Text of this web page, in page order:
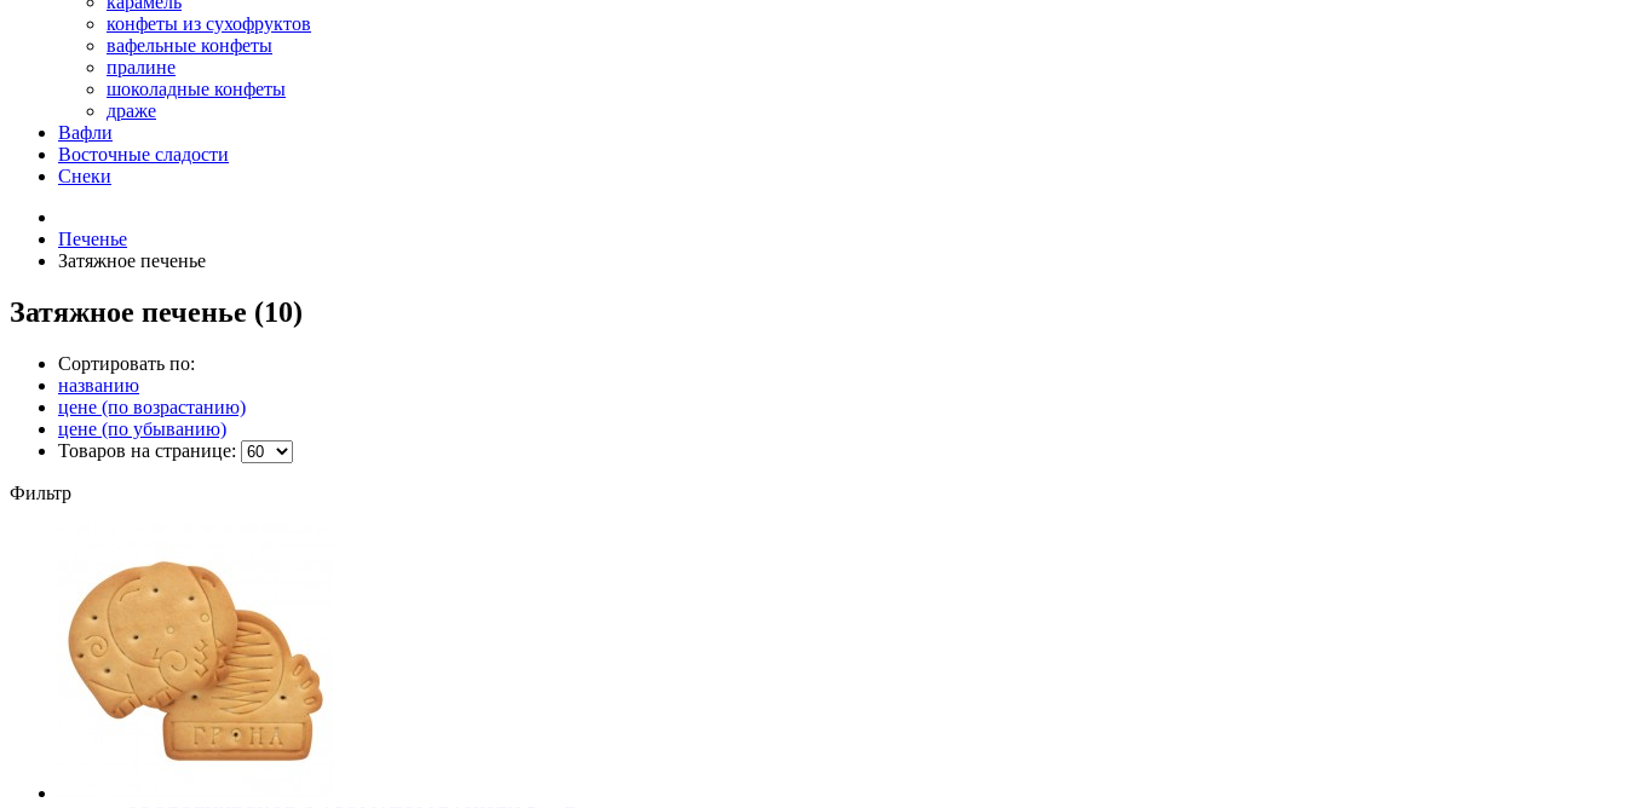
конфеты из сухофруктов
вафельные конфеты
пралине
шоколадные конфеты
драже
Вафли
Восточные сладости
Снеки
Печенье
Затяжное печенье
Затяжное печенье (10)
Сортировать по:
названию
цене (по возрастанию)
цене (по убыванию)
Товаров на странице:
Фильтр